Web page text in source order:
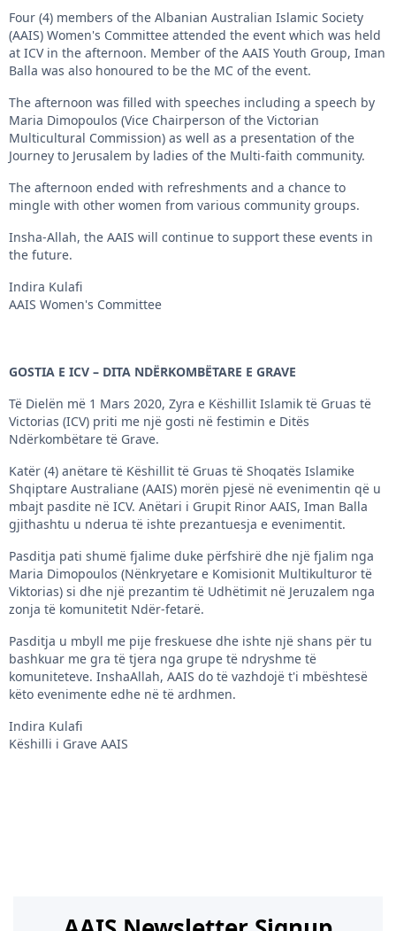
Four (4) members of the Albanian Australian Islamic Society
(AAIS) Women's Committee attended the event which was held
at ICV in the afternoon. Member of the AAIS Youth Group, Iman
Balla was also honoured to be the MC of the event.
The afternoon was filled with speeches including a speech by
Maria Dimopoulos (Vice Chairperson of the Victorian
Multicultural Commission) as well as a presentation of the
Journey to Jerusalem by ladies of the Multi-faith community.
The afternoon ended with refreshments and a chance to
mingle with other women from various community groups.
Insha-Allah, the AAIS will continue to support these events in
the future.
Indira Kulafi
AAIS Women's Committee
GOSTIA E ICV – DITA NDËRKOMBËTARE E GRAVE
Të Dielën më 1 Mars 2020, Zyra e Këshillit Islamik të Gruas të
Victorias (ICV) priti me një gosti në festimin e Ditës
Ndërkombëtare të Grave.
Katër (4) anëtare të Këshillit të Gruas të Shoqatës Islamike
Shqiptare Australiane (AAIS) morën pjesë në evenimentin që u
mbajt pasdite në ICV. Anëtari i Grupit Rinor AAIS, Iman Balla
gjithashtu u nderua të ishte prezantuesja e evenimentit.
Pasditja pati shumë fjalime duke përfshirë dhe një fjalim nga
Maria Dimopoulos (Nënkryetare e Komisionit Multikulturor të
Viktorias) si dhe një prezantim të Udhëtimit në Jeruzalem nga
zonja të komunitetit Ndër-fetarë.
Pasditja u mbyll me pije freskuese dhe ishte një shans për tu
bashkuar me gra të tjera nga grupe të ndryshme të
komuniteteve. InshaAllah, AAIS do të vazhdojë t'i mbështesë
këto evenimente edhe në të ardhmen.
Indira Kulafi
Këshilli i Grave AAIS